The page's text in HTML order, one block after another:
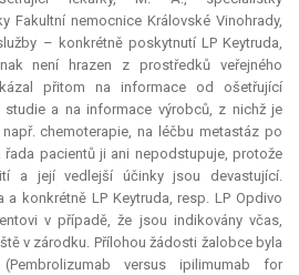
Fakultní nemocnice Královské Vinohrady,
– konkrétně poskytnutí LP Keytruda,
není hrazen z prostředků veřejného
přitom na informace od ošetřující
studie a na informace výrobců, z nichž je
chemoterapie, na léčbu metastáz po
řada pacientů ji ani nepodstupuje, protože
a její vedlejší účinky jsou devastující.
konkrétně LP Keytruda, resp. LP Opdivo
v případě, že jsou indikovány včas,
v zárodku. Přílohou žádosti žalobce byla
versus ipilimumab for